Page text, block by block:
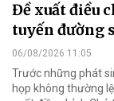
Đề xuất điều
tuyến đường
06/08/2026 11:05
Trước những phát
họp không thường